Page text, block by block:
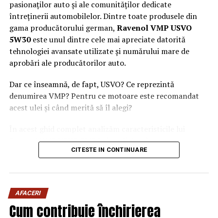
pasionaților auto și ale comunităților dedicate
întreținerii automobilelor. Dintre toate produsele din
gama producătorului german, Ravenol VMP USVO
5W30este unul dintre cele mai apreciate datorită
tehnologiei avansate utilizate și numărului mare de
aprobări ale producătorilor auto.
Dar ce înseamnă, de fapt, USVO? Ce reprezintă
denumirea VMP? Pentru ce motoare este recomandat
acest ulei și când merită să îl alegi?
Ravenol VMP USVO 5W30 și explicăm de ce este
considerat unul dintre cele mai performante uleiuri de
Ravenol este un producător german de lubrifianți
fondat în anul 1946 și recunoscut la nivel internațional
CITESTE IN CONTINUARE
AFACERI
Cum contribuie închirierea